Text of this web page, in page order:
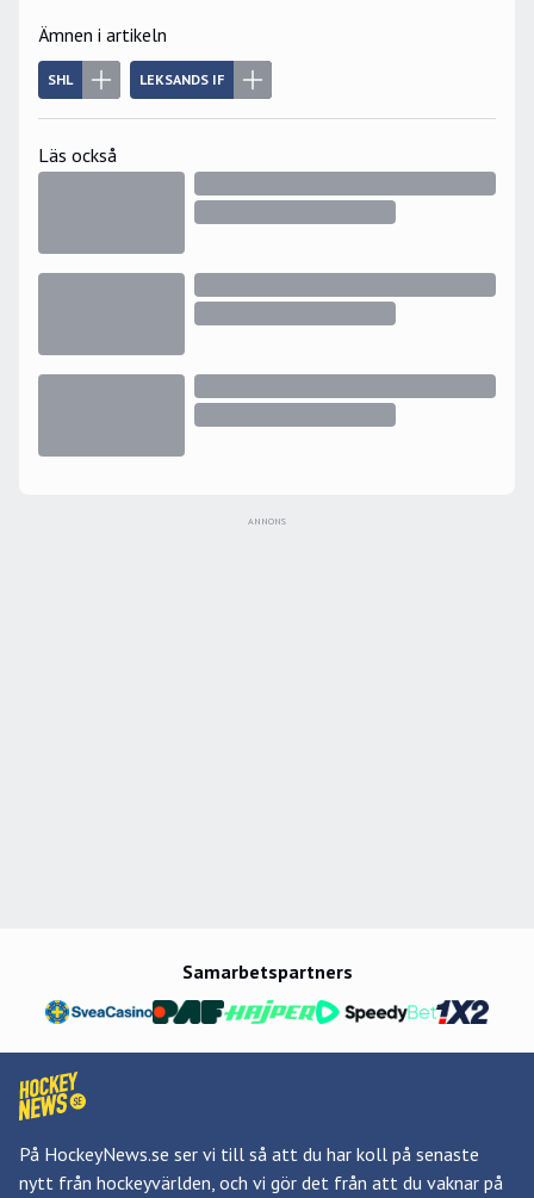
Ämnen i artikeln
SHL LEKSANDS IF
Läs också
ANNONS
Samarbetspartners
På HockeyNews.se ser vi till så att du har koll på senaste
nytt från hockeyvärlden, och vi gör det från att du vaknar på